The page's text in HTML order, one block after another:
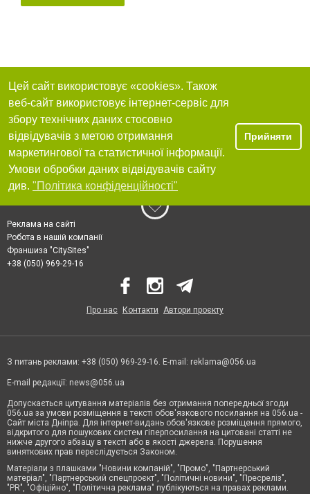
Цей сайт використовує «cookies». Також
веб-сайт використовує інтернет-сервіс для
збору технічних даних стосовно
відвідувачів з метою отримання
маркетингової та статистичної інформації.
Умови обробки даних відвідувачів сайту
див. "Політика конфіденційності"
Прийняти
Реклама на сайті
Робота в нашій компанії
Франшиза "CitySites"
+38 (050) 969-29-16
Про нас Контакти Автори проєкту
З питань реклами: +38 (050) 969-29-16. E-mail: reklama@056.ua
E-mail редакції: news@056.ua
Допускається цитування матеріалів без отримання попередньої згоди
056.ua за умови розміщення в тексті обов'язкового посилання на 056.ua -
Сайт міста Дніпра. Для інтернет-видань обов'язкове розміщення прямого,
відкритого для пошукових систем гіперпосилання на цитовані статті не
нижче другого абзацу в тексті або в якості джерела. Порушення
виняткових прав переслідується Законом.
Матеріали з плашками "Новини компаній", "Промо", "Партнерський
матеріал", "Партнерський спецпроєкт", "Політичні новини", "Пресреліз",
"PR", "Офіційно", "Політична реклама" публікуються на правах реклами.